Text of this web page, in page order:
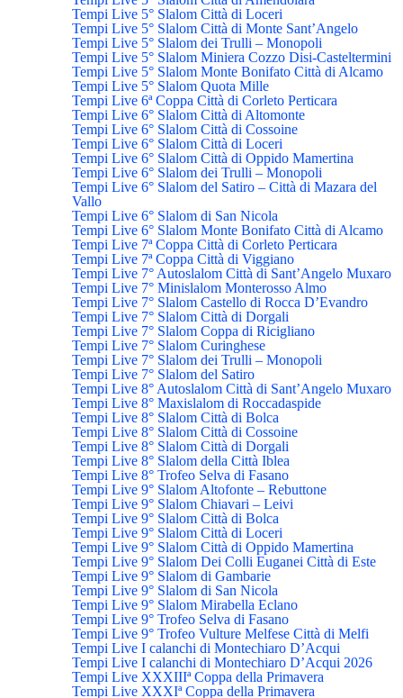
Tempi Live 5° Slalom Città di Loceri
Tempi Live 5° Slalom Città di Monte Sant’Angelo
Tempi Live 5° Slalom dei Trulli – Monopoli
Tempi Live 5° Slalom Miniera Cozzo Disi-Casteltermini
Tempi Live 5° Slalom Monte Bonifato Città di Alcamo
Tempi Live 5° Slalom Quota Mille
Tempi Live 6ª Coppa Città di Corleto Perticara
Tempi Live 6° Slalom Città di Altomonte
Tempi Live 6° Slalom Città di Cossoine
Tempi Live 6° Slalom Città di Loceri
Tempi Live 6° Slalom Città di Oppido Mamertina
Tempi Live 6° Slalom dei Trulli – Monopoli
Tempi Live 6° Slalom del Satiro – Città di Mazara del
Vallo
Tempi Live 6° Slalom di San Nicola
Tempi Live 6° Slalom Monte Bonifato Città di Alcamo
Tempi Live 7ª Coppa Città di Corleto Perticara
Tempi Live 7ª Coppa Città di Viggiano
Tempi Live 7° Autoslalom Città di Sant’Angelo Muxaro
Tempi Live 7° Minislalom Monterosso Almo
Tempi Live 7° Slalom Castello di Rocca D’Evandro
Tempi Live 7° Slalom Città di Dorgali
Tempi Live 7° Slalom Coppa di Ricigliano
Tempi Live 7° Slalom Curinghese
Tempi Live 7° Slalom dei Trulli – Monopoli
Tempi Live 7° Slalom del Satiro
Tempi Live 8° Autoslalom Città di Sant’Angelo Muxaro
Tempi Live 8° Maxislalom di Roccadaspide
Tempi Live 8° Slalom Città di Bolca
Tempi Live 8° Slalom Città di Cossoine
Tempi Live 8° Slalom Città di Dorgali
Tempi Live 8° Slalom della Città Iblea
Tempi Live 8° Trofeo Selva di Fasano
Tempi Live 9° Slalom Altofonte – Rebuttone
Tempi Live 9° Slalom Chiavari – Leivi
Tempi Live 9° Slalom Città di Bolca
Tempi Live 9° Slalom Città di Loceri
Tempi Live 9° Slalom Città di Oppido Mamertina
Tempi Live 9° Slalom Dei Colli Euganei Città di Este
Tempi Live 9° Slalom di Gambarie
Tempi Live 9° Slalom di San Nicola
Tempi Live 9° Slalom Mirabella Eclano
Tempi Live 9° Trofeo Selva di Fasano
Tempi Live 9° Trofeo Vulture Melfese Città di Melfi
Tempi Live I calanchi di Montechiaro D’Acqui
Tempi Live I calanchi di Montechiaro D’Acqui 2026
Tempi Live XXXIIIª Coppa della Primavera
Tempi Live XXXIª Coppa della Primavera